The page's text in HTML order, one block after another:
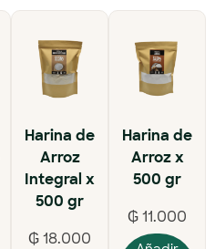
Harina de
Arroz
Integral x
500 gr
₲18.000
Harina de
Arroz x
500 gr
₲11.000